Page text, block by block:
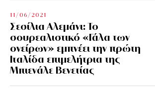
11/06/2021
Σεσίλια Αλεμάνι: Το
σουρεαλιστικό «Γάλα των
ονείρων» εμπνέει την πρώτη
Ιταλίδα επιμελήτρια της
Μπιενάλε Βενετίας